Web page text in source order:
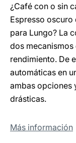
¿Café con o sin
Espresso
para Lungo? La
dos
rendimiento. De
automáticas en
ambas opciones
drásticas.
Más información